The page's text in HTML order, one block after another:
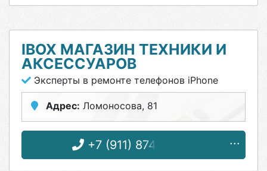
IBOX МАГАЗИН ТЕХНИКИ И
АКСЕССУАРОВ
Эксперты в ремонте телефонов iPhone
Адрес: Ломоносова, 81
+7 (911) 874-90-74